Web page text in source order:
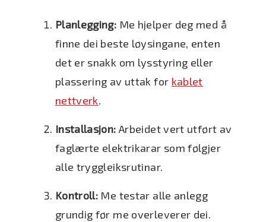
Planlegging: Me hjelper deg med å
finne dei beste løysingane, enten
det er snakk om lysstyring eller
plassering av uttak for kablet
nettverk.
Installasjon: Arbeidet vert utført av
faglærte elektrikarar som følgjer
alle tryggleiksrutinar.
Kontroll: Me testar alle anlegg
grundig før me overleverer dei.